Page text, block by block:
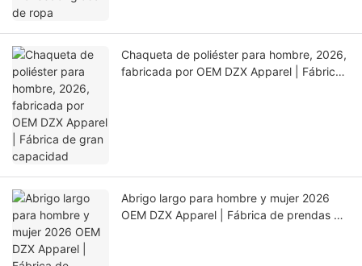
Chaqueta de poliéster para hombre, 2026,
fabricada por OEM DZX Apparel | Fábrica
Abrigo largo para hombre y mujer 2026
OEM DZX Apparel | Fábrica de prendas de